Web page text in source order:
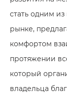
стать одним
рынке,
комфортом
протяжении
который
владельца